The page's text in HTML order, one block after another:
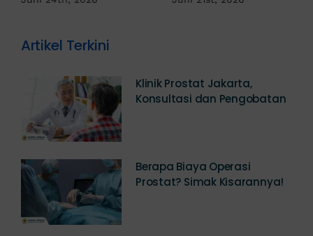
Klinik Prostat Jakarta,
Berapa Biaya Operasi